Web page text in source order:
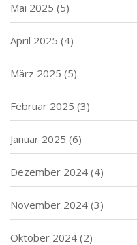
Mai 2025 (5)
April 2025 (4)
März 2025 (5)
Februar 2025 (3)
Januar 2025 (6)
Dezember 2024 (4)
November 2024 (3)
Oktober 2024 (2)